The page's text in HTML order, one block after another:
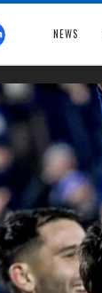
NEWS